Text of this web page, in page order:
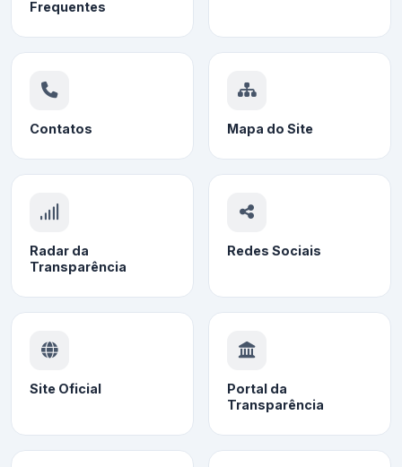
Frequentes
Contatos Mapa do Site
Radar da
Transparência
Redes Sociais
Site Oficial
Portal da
Transparência